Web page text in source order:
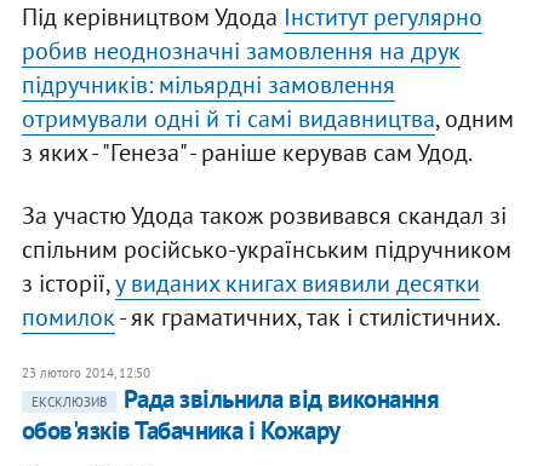
Під керівництвом Удода Інститут регулярно
робив неоднозначні замовлення на друк
підручників: мільярдні замовлення
отримували одні й ті самі видавництва, одним
з яких - "Генеза" - раніше керував сам Удод.
За участю Удода також розвивався скандал зі
спільним російсько-українським підручником
з історії,у виданих книгах виявили десятки
помилок- як граматичних, так і стилістичних.
23 лютого 2014, 12:50
ЕКСКЛЮЗИВ
Рада звільнила від виконання
обов'язків Табачника і Кожару